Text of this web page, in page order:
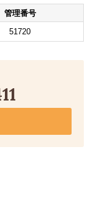
管理番号
51720